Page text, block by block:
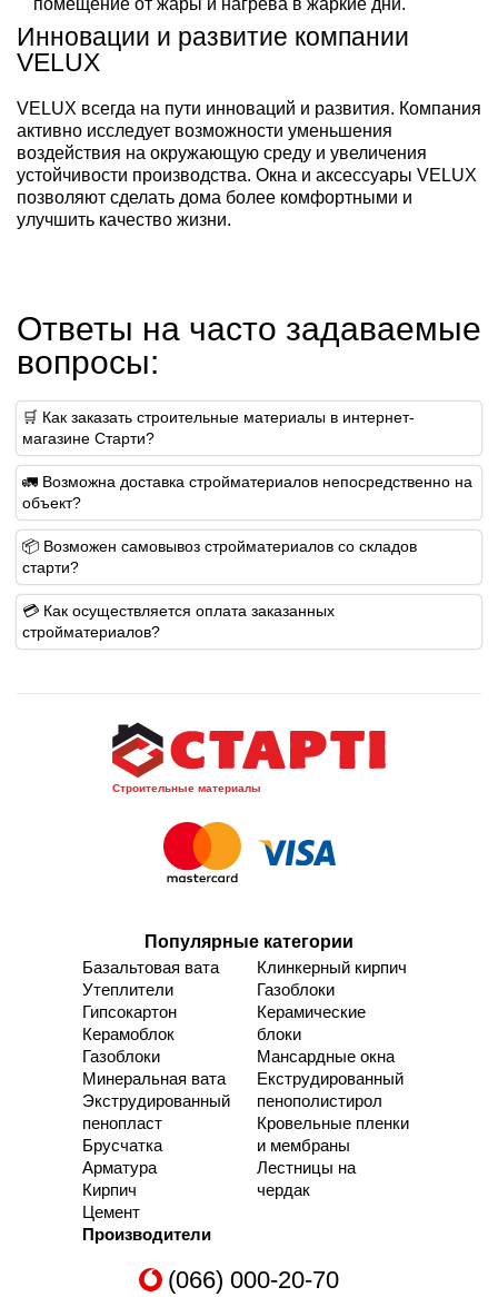
Инновации и развитие компании
VELUX
VELUX всегда на пути инноваций и развития. Компания
активно исследует возможности уменьшения
воздействия на окружающую среду и увеличения
устойчивости производства. Окна и аксессуары VELUX
позволяют сделать дома более комфортными и
улучшить качество жизни.
Ответы на часто задаваемые
вопросы:
🛒 Как заказать строительные материалы в интернет-
магазине Старти?
🚛 Возможна доставка стройматериалов непосредственно на
объект?
📦 Возможен самовывоз стройматериалов со складов
старти?
💳 Как осуществляется оплата заказанных
стройматериалов?
Строительные материалы
Популярные категории
Базальтовая вата
Утеплители
Гипсокартон
Керамоблок
Газоблоки
Минеральная вата
Экструдированный
пенопласт
Брусчатка
Арматура
Кирпич
Цемент
Клинкерный кирпич
Газоблоки
Керамические
блоки
Мансардные окна
Екструдированный
пенополистирол
Кровельные пленки
и мембраны
Лестницы на
чердак
Производители
(066) 000-20-70